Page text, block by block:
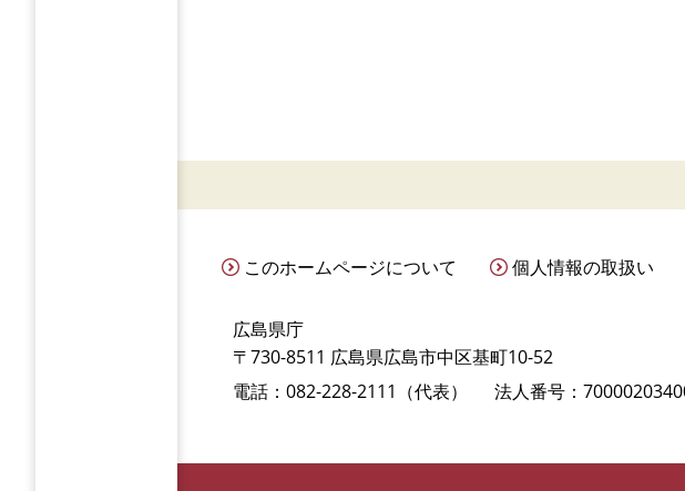
このホームページについて 個人情報の取扱い
広島県庁
〒730-8511 広島県広島市中区基町10-52
電話：082-228-2111（代表）
法人番号：